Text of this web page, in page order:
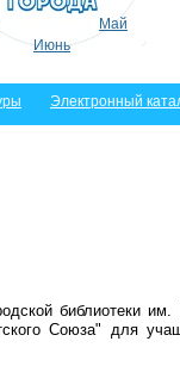
Май
Июнь
Электронный
библиотеки
Союза" для